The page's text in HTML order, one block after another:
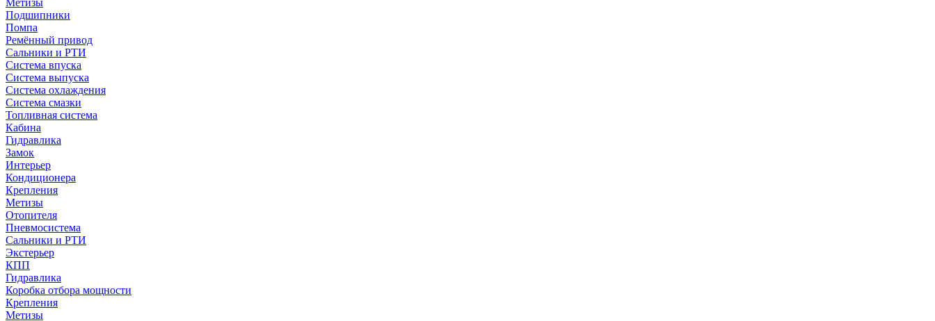
Метизы
Подшипники
Помпа
Ремённый привод
Сальники и РТИ
Система впуска
Система выпуска
Система охлаждения
Система смазки
Топливная система
Кабина
Гидравлика
Замок
Интерьер
Кондиционера
Крепления
Метизы
Отопителя
Пневмосистема
Сальники и РТИ
Экстерьер
КПП
Гидравлика
Коробка отбора мощности
Крепления
Метизы